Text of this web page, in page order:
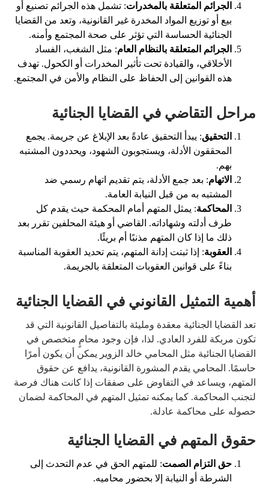
الجرائم المتعلقة بالمخدرات: تشمل هذه الجرائم تصنيع أو
بيع أو توزيع المواد المخدرة غير القانونية، وتعد من القضايا
الجنائية الحساسة التي تؤثر على صحة المجتمع وأمنه.
الجرائم المتعلقة بالنظام العام: مثل الشغب، الفساد
الأخلاقي، والقيادة تحت تأثير المخدرات أو الكحول. تهدف
هذه القوانين إلى الحفاظ على النظام والأمن في المجتمع.
مراحل التقاضي في القضايا الجنائية
التحقيق: يبدأ التحقيق عادةً بعد الإبلاغ عن جريمة. يجمع
المحققون الأدلة، ويستجوبون الشهود، ويحددون المشتبه
بهم.
الاتهام: بعد جمع الأدلة، يتم تقديم اتهام رسمي ضد
المشتبه به من قبل النيابة العامة.
المحاكمة: يمثل المتهم أمام المحكمة حيث يقدم كل
طرف أدلته وشهاداته. القاضي أو هيئة المحلفين تقرر بعد
ذلك ما إذا كان المتهم مذنبًا أم بريئًا.
العقوبة: إذا ثبتت إدانة المتهم، يتم تحديد العقوبة المناسبة
بناءً على قوانين العقوبات المتعلقة بالجريمة.
أهمية التمثيل القانوني في القضايا الجنائية
تعد القضايا الجنائية معقدة ومليئة بالتفاصيل القانونية التي قد
تكون مربكة للفرد العادي. لذا، فإن وجود محامٍ متخصص في
القضايا الجنائية مثل المحامي خالد الزوير يمكن أن يكون أمرًا
حاسمًا. المحامي يقدم المشورة القانونية، يدافع عن حقوق
المتهم، ويساعد في التفاوض على صفقات إذا كانت هناك فرصة
لتجنب المحاكمة. كما يمكنه تمثيل المتهم في المحاكمة لضمان
حصوله على محاكمة عادلة.
حقوق المتهم في القضايا الجنائية
حق التزام الصمت: للمتهم الحق في عدم التحدث إلى
الشرطة أو النيابة إلا بحضور محاميه.